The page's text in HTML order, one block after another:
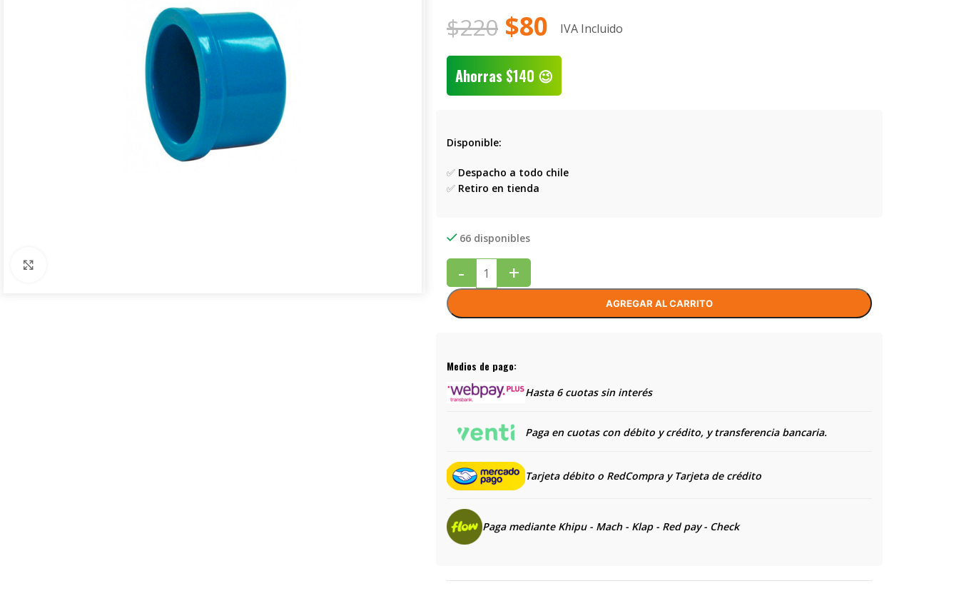
$220 $80 IVA Incluido
Ahorras $140 😉
Disponible:
✅ Despacho a todo chile
✅ Retiro en tienda
66 disponibles
- +
AGREGAR AL CARRITO
Medios de pago:
Hasta 6 cuotas sin interés
Paga en cuotas con débito y crédito, y transferencia bancaria.
Tarjeta débito o RedCompra y Tarjeta de crédito
Paga mediante Khipu - Mach - Klap - Red pay - Check